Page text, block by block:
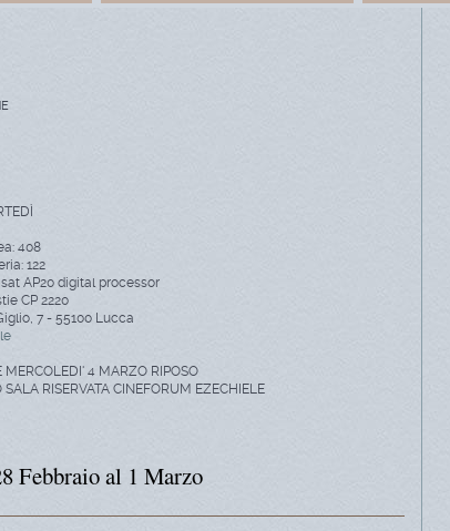
408
122
AP20 digital processor
CP 2220
7 - 55100 Lucca
MERCOLEDI' 4 MARZO RIPOSO
RISERVATA CINEFORUM EZECHIELE
Febbraio al 1 Marzo